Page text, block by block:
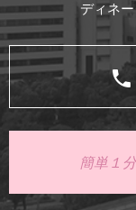
ディネ
簡単１